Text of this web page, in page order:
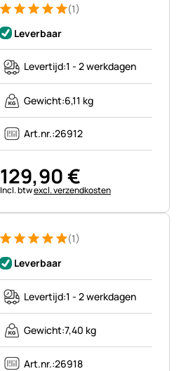
Beoordeling: 5 van 5 (1 beoordelingen)
1 Bewertung
(1)
Leverbaar
Levertijd:1 - 2 werkdagen
Gewicht:6,11 kg
Art.nr.:26912
129,90€
Belastinginformatie:
Incl. btwexcl. verzendkosten
Beoordeling: 5 van 5 (1 beoordelingen)
1 Bewertung
(1)
Leverbaar
Levertijd:1 - 2 werkdagen
Gewicht:7,40 kg
Art.nr.:26918